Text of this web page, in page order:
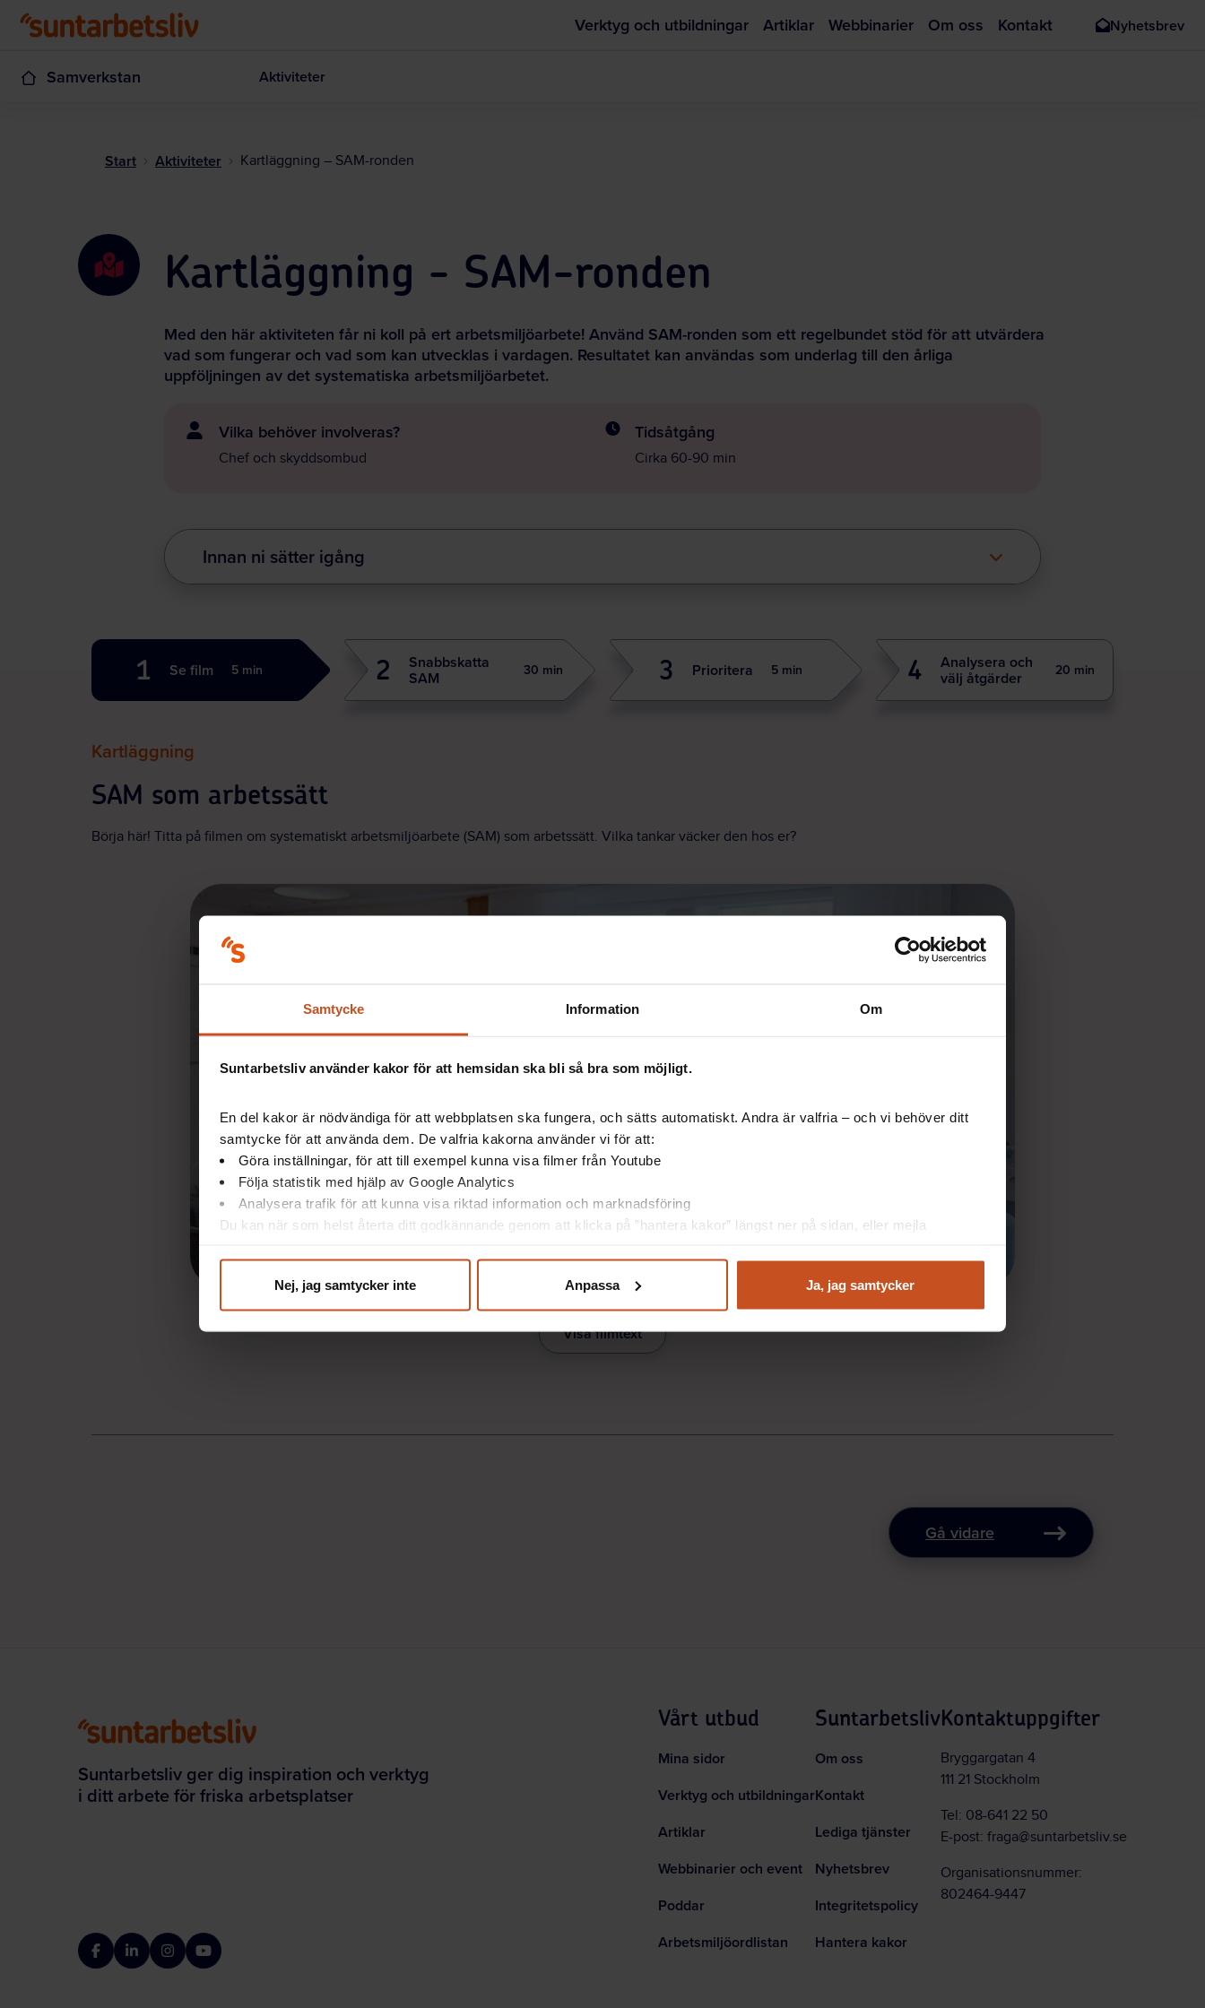
Samtycke Information Om
Suntarbetsliv använder kakor för att hemsidan ska bli så bra som möjligt.
En del kakor är nödvändiga för att webbplatsen ska fungera, och sätts automatiskt. Andra är valfria – och vi behöver ditt
samtycke för att använda dem. De valfria kakorna använder vi för att:
Göra inställningar, för att till exempel kunna visa filmer från Youtube
Följa statistik med hjälp av Google Analytics
Analysera trafik för att kunna visa riktad information och marknadsföring
Du kan när som helst återta ditt godkännande genom att klicka på ”hantera kakor” längst ner på sidan, eller mejla
Nej, jag samtycker inte Anpassa Ja, jag samtycker
Verktyg och utbildningar Artiklar Webbinarier Om oss Kontakt Nyhetsbrev
Samverkstan Aktiviteter
Start Aktiviteter Kartläggning – SAM-ronden
Kartläggning - SAM-ronden
Med den här aktiviteten får ni koll på ert arbetsmiljöarbete! Använd SAM-ronden som ett regelbundet stöd för att utvärdera
vad som fungerar och vad som kan utvecklas i vardagen. Resultatet kan användas som underlag till den årliga
uppföljningen av det systematiska arbetsmiljöarbetet.
Vilka behöver involveras?
Chef och skyddsombud
Tidsåtgång
Cirka 60-90 min
Innan ni sätter igång
1 Se film 5 min 2 Snabbskatta
SAM 30 min 3 Prioritera 5 min 4 Analysera och
välj åtgärder 20 min
Kartläggning
SAM som arbetssätt
Börja här! Titta på filmen om systematiskt arbetsmiljöarbete (SAM) som arbetssätt. Vilka tankar väcker den hos er?
Visa filmtext
Gå vidare
Suntarbetsliv ger dig inspiration och verktyg
i ditt arbete för friska arbetsplatser
FacebookLinkedInInstagramYouTube
Vårt utbud
Mina sidor
Verktyg och utbildningar
Artiklar
Webbinarier och event
Poddar
Arbetsmiljöordlistan
Suntarbetsliv
Om oss
Kontakt
Lediga tjänster
Nyhetsbrev
Integritetspolicy
Hantera kakor
Kontaktuppgifter
Bryggargatan 4
111 21 Stockholm
Tel: 08-641 22 50
E-post: fraga@suntarbetsliv.se
Organisationsnummer:
802464-9447